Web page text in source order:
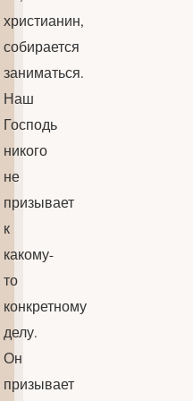
христианин,
собирается
заниматься.
Наш
Господь
никого
не
призывает
к
какому-
то
конкретному
делу.
Он
призывает